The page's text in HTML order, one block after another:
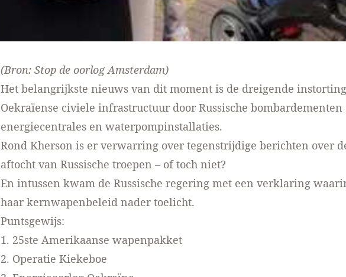
(Bron: Stop de oorlog Amsterdam)
Het belangrijkste nieuws van dit moment is de dreigende
Oekraïense civiele infrastructuur door Russische bombardementen
energiecentrales en waterpompinstallaties.
Rond Kherson is er verwarring over tegenstrijdige berichten over
aftocht van Russische troepen – of toch niet?
En intussen kwam de Russische regering met een verklaring
haar kernwapenbeleid nader toelicht.
Puntsgewijs:
1. 25ste Amerikaanse wapenpakket
2. Operatie Kiekeboe